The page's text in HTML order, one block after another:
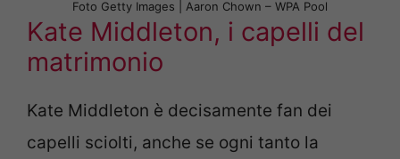
Foto Getty Images | Aaron Chown – WPA Pool
Kate Middleton, i capelli del
matrimonio
Kate Middleton è decisamente fan dei
capelli sciolti, anche se ogni tanto la